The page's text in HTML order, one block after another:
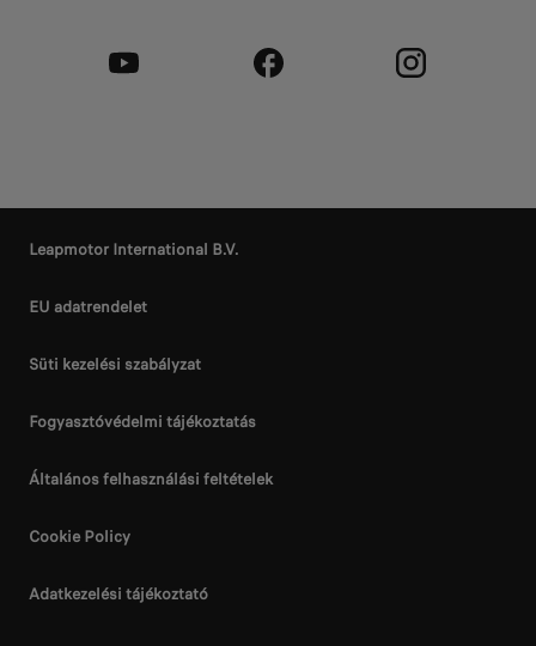
Leapmotor International B.V.
EU adatrendelet
Süti kezelési szabályzat
Fogyasztóvédelmi tájékoztatás
Általános felhasználási feltételek
Cookie Policy
Adatkezelési tájékoztató